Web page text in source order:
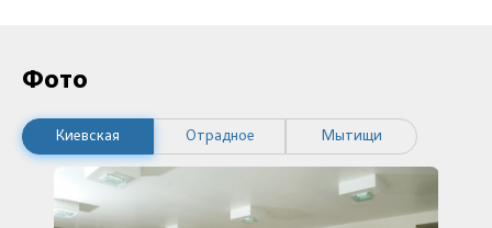
Фото
Киевская Отрадное Мытищи